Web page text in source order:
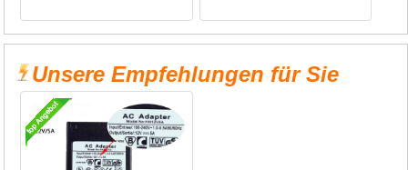
Unsere Empfehlungen für Sie